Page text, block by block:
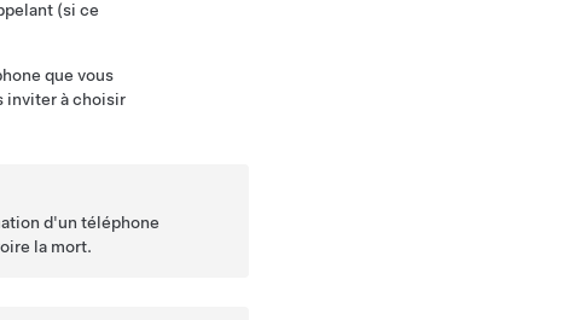
(si ce
que vous
inviter à choisir
d'un téléphone
la mort.